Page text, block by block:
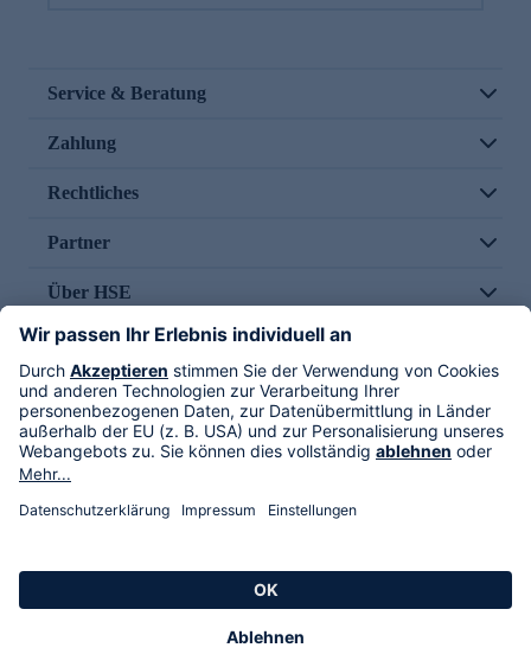
Service & Beratung
Zahlung
Rechtliches
Partner
Über HSE
Im TV
HSE International